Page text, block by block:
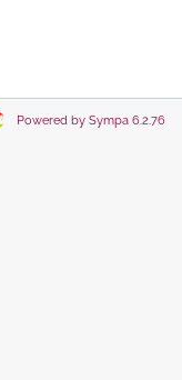
Powered by Sympa 6.2.76